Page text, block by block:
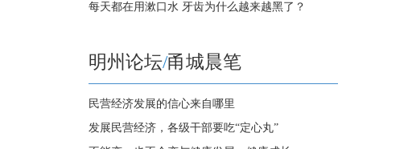
每天都在用漱口水 牙齿为什么越来越黑了？
明州论坛/甬城晨笔
民营经济发展的信心来自哪里
发展民营经济，各级干部要吃“定心丸”